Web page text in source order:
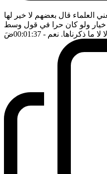
العلماء قال بعضهم لا خير لها
خيار ولو كان حرا في قول وسط
لا ما ذكرناها. نعم - 00:01:37 ضَ